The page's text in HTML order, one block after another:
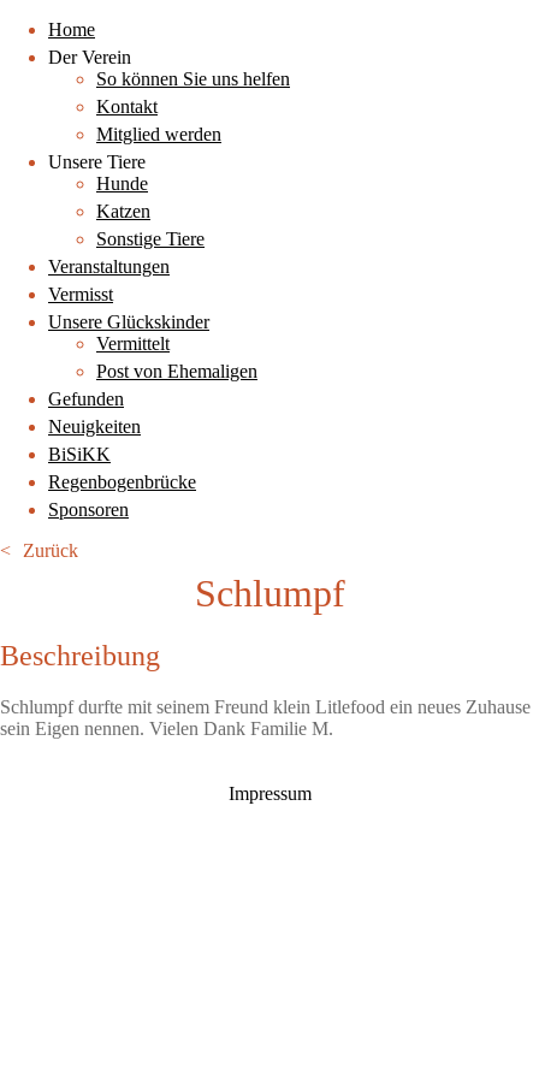
Home
Der Verein
So können Sie uns helfen
Kontakt
Mitglied werden
Unsere Tiere
Hunde
Katzen
Sonstige Tiere
Veranstaltungen
Vermisst
Unsere Glückskinder
Vermittelt
Post von Ehemaligen
Gefunden
Neuigkeiten
BiSiKK
Regenbogenbrücke
Sponsoren
Zurück
Schlumpf
Beschreibung
Schlumpf durfte mit seinem Freund klein Litlefood ein neues Zuhause
sein Eigen nennen. Vielen Dank Familie M.
Impressum